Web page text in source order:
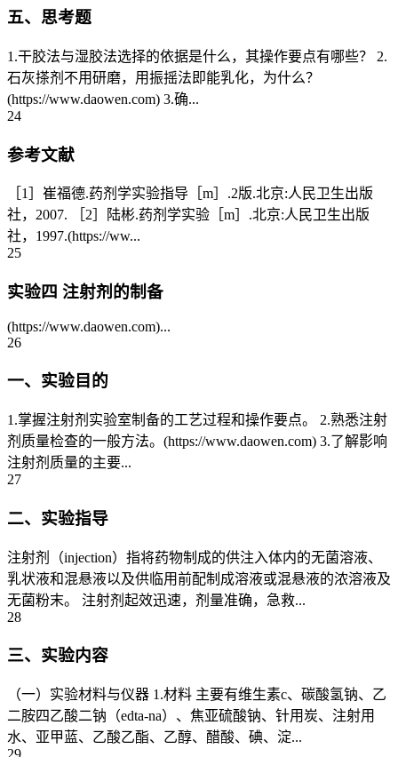
五、思考题
1.干胶法与湿胶法选择的依据是什么，其操作要点有哪些？ 2.
石灰搽剂不用研磨，用振摇法即能乳化，为什么？
(https://www.daowen.com) 3.确...
24
参考文献
［1］崔福德.药剂学实验指导［m］.2版.北京:人民卫生出版
社，2007. ［2］陆彬.药剂学实验［m］.北京:人民卫生出版
社，1997.(https://ww...
25
实验四 注射剂的制备
(https://www.daowen.com)...
26
一、实验目的
1.掌握注射剂实验室制备的工艺过程和操作要点。 2.熟悉注射
剂质量检查的一般方法。(https://www.daowen.com) 3.了解影响
注射剂质量的主要...
27
二、实验指导
注射剂（injection）指将药物制成的供注入体内的无菌溶液、
乳状液和混悬液以及供临用前配制成溶液或混悬液的浓溶液及
无菌粉末。 注射剂起效迅速，剂量准确，急救...
28
三、实验内容
（一）实验材料与仪器 1.材料 主要有维生素c、碳酸氢钠、乙
二胺四乙酸二钠（edta-na）、焦亚硫酸钠、针用炭、注射用
水、亚甲蓝、乙酸乙酯、乙醇、醋酸、碘、淀...
29